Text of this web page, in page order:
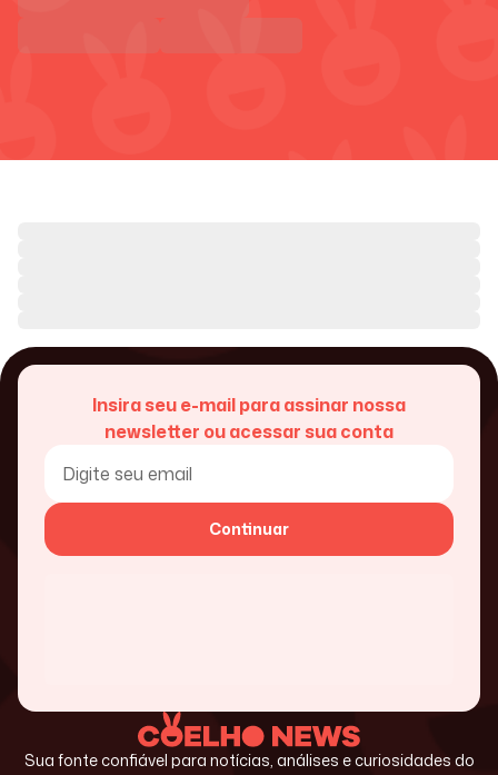
Insira seu e-mail para assinar nossa
newsletter ou acessar sua conta
Continuar
Sua fonte confiável para notícias, análises e curiosidades do